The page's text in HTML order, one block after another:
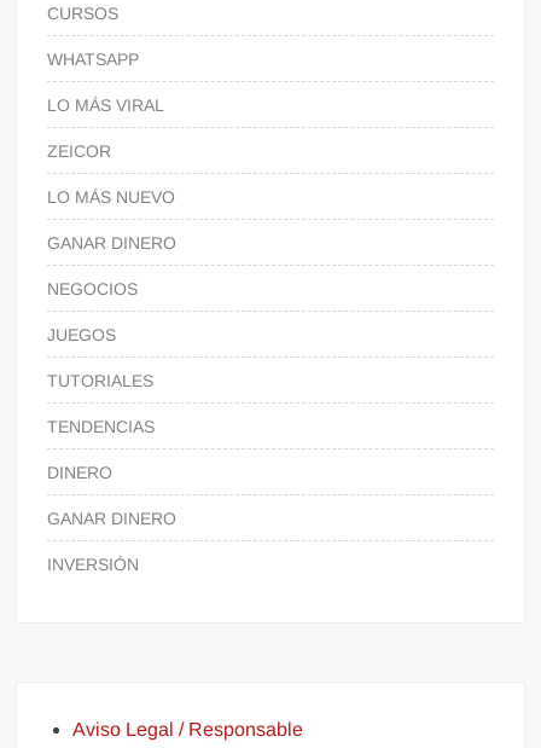
CURSOS
WHATSAPP
LO MÁS VIRAL
ZEICOR
LO MÁS NUEVO
GANAR DINERO
NEGOCIOS
JUEGOS
TUTORIALES
TENDENCIAS
DINERO
GANAR DINERO
INVERSIÓN
Aviso Legal / Responsable